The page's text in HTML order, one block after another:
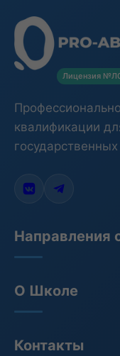
Лицензия
квалификации
Направления
Бухгалтерия
Противодействие
О Школе
Лицензия
Контакты